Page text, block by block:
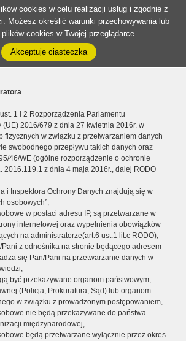
cookies w celu realizacji usług i zgodnie z
. Możesz określić warunki przechowywania lub
cookies w Twojej przeglądarce.
Akceptuję ciasteczka
1 i 2 Rozporządzenia Parlamentu
(UE) 2016/679 z dnia 27 kwietnia 2016r. w
fizycznych w związku z przetwarzaniem danych
swobodnego przepływu takich danych oraz
46/WE (ogólne rozporządzenie o ochronie
2016.119.1 z dnia 4 maja 2016r., dalej RODO
i Inspektora Ochrony Danych znajdują się w
osobowych”,
w postaci adresu IP, są przetwarzane w
internetowej oraz wypełnienia obowiązków
na administratorze(art.6 ust.1 lit.c RODO),
z odnośnika na stronie będącego adresem
się Pan/Pani na przetwarzanie danych w
być przekazywane organom państwowym,
(Policja, Prokuratura, Sąd) lub organom
w związku z prowadzonym postępowaniem,
nie będą przekazywane do państwa
międzynarodowej,
będą przetwarzane wyłącznie przez okres